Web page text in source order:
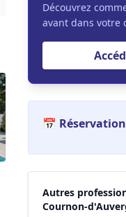
Découvrez
avant dans votre
📅 Réservation
Autres
Cournon-